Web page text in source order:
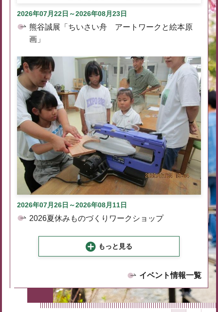
2026年07月22日～2026年08月23日
熊谷誠展「ちいさい舟 アートワークと絵本原
画」
2026年07月26日～2026年08月11日
2026夏休みものづくりワークショップ
もっと見る
イベント情報一覧